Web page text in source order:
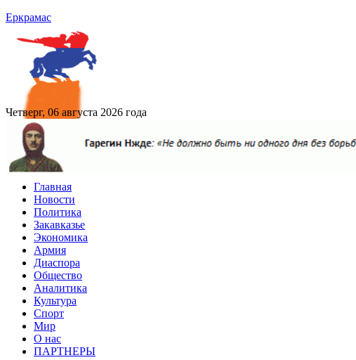
Еркрамас
Четверг, 06 августа 2026 года
Главная
Новости
Политика
Закавказье
Экономика
Армия
Диаспора
Общество
Аналитика
Культура
Спорт
Мир
О нас
ПАРТНЕРЫ